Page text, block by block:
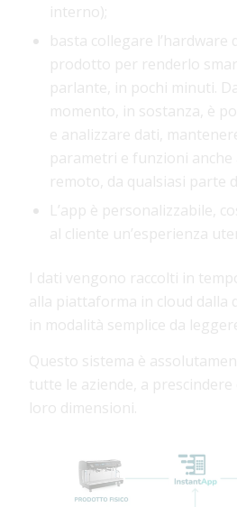
interno);
basta collegare l’hardware
prodotto per renderlo
parlante, in pochi minuti.
momento, in sostanza, è
e analizzare dati,
parametri e funzioni anche
remoto, da qualsiasi parte
L’app è personalizzabile,
al cliente un’esperienza
I dati vengono raccolti in
alla piattaforma in cloud dalla
in modalità semplice da
Questo sistema è
tutte le aziende, a
loro dimensioni.